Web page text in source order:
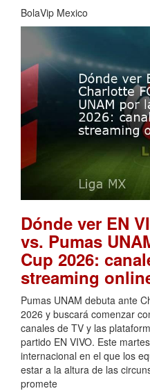
BolaVip Mexico
Dónde ver EN
vs. Pumas
Cup 2026:
streaming
Pumas UNAM debuta ante
2026 y buscará comenzar
canales de TV y las
partido EN VIVO. Este
internacional en el que los
estar a la altura de las
promete